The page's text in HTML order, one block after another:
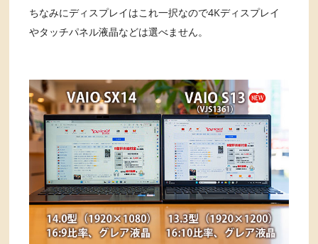
ちなみにディスプレイはこれ一択なので4Kディスプレイ
やタッチパネル液晶などは選べません。